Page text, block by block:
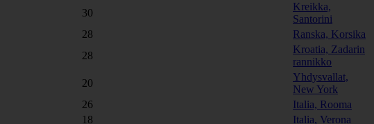
30
Kreikka,
Santorini
28
Ranska, Korsika
28
Kroatia, Zadarin
rannikko
20
Yhdysvallat,
New York
26
Italia, Rooma
18
Italia, Verona